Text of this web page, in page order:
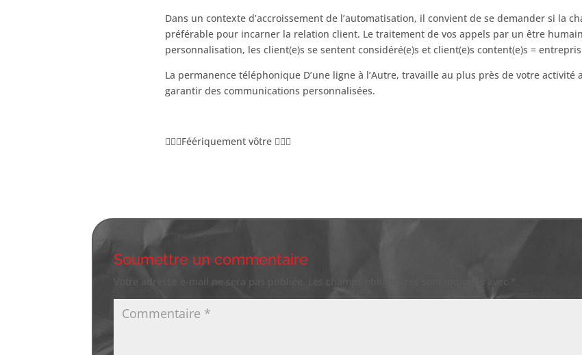
Dans un contexte d’accroissement de l’automatisation, il convient de se demander si la
préférable pour incarner la relation client. Le traitement de vos appels par un être
personnalisation, les client(e)s se sentent considéré(e)s et client(e)s content(e)s =
La permanence téléphonique D’une ligne à l’Autre, travaille au plus près de votre
garantir des communications personnalisées.
🧚🏾‍♀️Féériquement vôtre 🧙🏾‍♀️
Soumettre un commentaire
Votre adresse e-mail ne sera pas publiée.